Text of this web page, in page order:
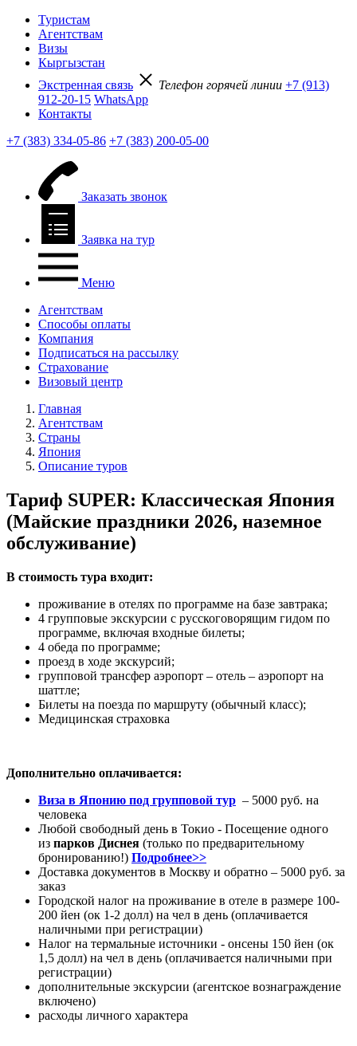
Туристам
Агентствам
Визы
Кыргызстан
Экстренная связь
Телефон горячей линии +7 (913)
912-20-15 WhatsApp
Контакты
+7 (383) 334-05-86 +7 (383) 200-05-00
Заказать звонок
Заявка на тур
Меню
Агентствам
Способы оплаты
Компания
Подписаться на рассылку
Страхование
Визовый центр
Главная
Агентствам
Страны
Япония
Описание туров
Тариф SUPER: Классическая Япония
(Майские праздники 2026, наземное
обслуживание)
В стоимость тура входит:
проживание в отелях по программе на базе завтрака;
4 групповые экскурсии с русскоговорящим гидом по
программе, включая входные билеты;
4 обеда по программе;
проезд в ходе экскурсий;
групповой трансфер аэропорт – отель – аэропорт на
шаттле;
Билеты на поезда по маршруту (обычный класс);
Медицинская страховка
Дополнительно оплачивается:
Виза в Японию под групповой тур – 5000 руб. на
человека
Любой свободный день в Токио - Посещение одного
из парков Диснея (только по предварительному
бронированию!) Подробнее>>
Доставка документов в Москву и обратно – 5000 руб. за
заказ
Городской налог на проживание в отеле в размере 100-
200 йен (ок 1-2 долл) на чел в день (оплачивается
наличными при регистрации)
Налог на термальные источники - онсены 150 йен (ок
1,5 долл) на чел в день (оплачивается наличными при
регистрации)
дополнительные экскурсии (агентское вознаграждение
включено)
расходы личного характера